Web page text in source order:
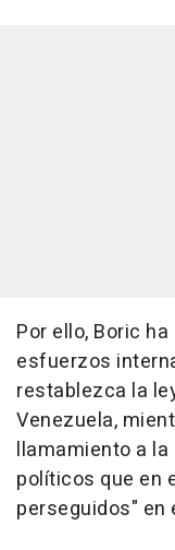
Por ello, Boric
esfuerzos
restablezca la
Venezuela,
llamamiento a
políticos que en
perseguidos" en